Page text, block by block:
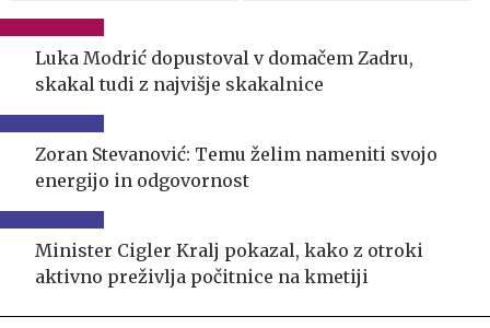
Luka Modrić dopustoval v domačem Zadru,
skakal tudi z najvišje skakalnice
Zoran Stevanović: Temu želim nameniti svojo
energijo in odgovornost
Minister Cigler Kralj pokazal, kako z otroki
aktivno preživlja počitnice na kmetiji